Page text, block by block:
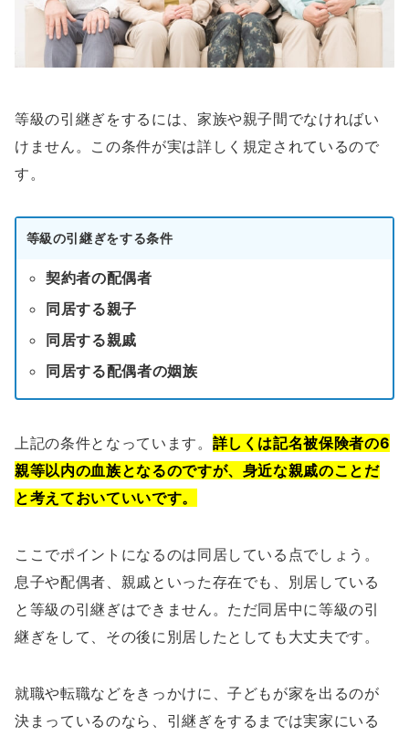
等級の引継ぎをするには、家族や親子間でなければい
けません。この条件が実は詳しく規定されているので
す。
等級の引継ぎをする条件
契約者の配偶者
同居する親子
同居する親戚
同居する配偶者の姻族
上記の条件となっています。 詳しくは記名被保険者の6
親等以内の血族となるのですが、身近な親戚のことだ
と考えておいていいです。
ここでポイントになるのは同居している点でしょう。
息子や配偶者、親戚といった存在でも、別居している
と等級の引継ぎはできません。ただ同居中に等級の引
継ぎをして、その後に別居したとしても大丈夫です。
就職や転職などをきっかけに、子どもが家を出るのが
決まっているのなら、引継ぎをするまでは実家にいる